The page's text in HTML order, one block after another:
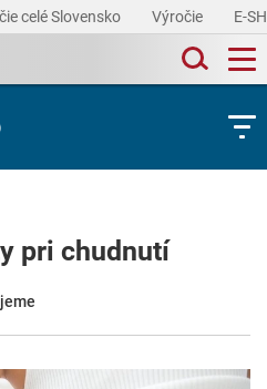
celé Slovensko Výročie E-
pri chudnutí